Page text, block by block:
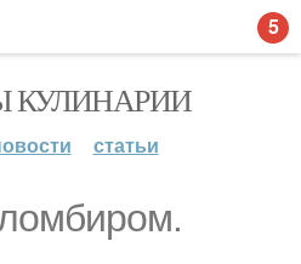
КУЛИНАРИИ
статьи
5